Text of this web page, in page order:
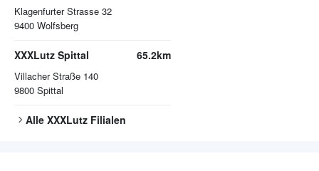
Klagenfurter Strasse 32
9400 Wolfsberg
XXXLutz Spittal
Villacher Straße 140
9800 Spittal
65.2km
Alle XXXLutz Filialen